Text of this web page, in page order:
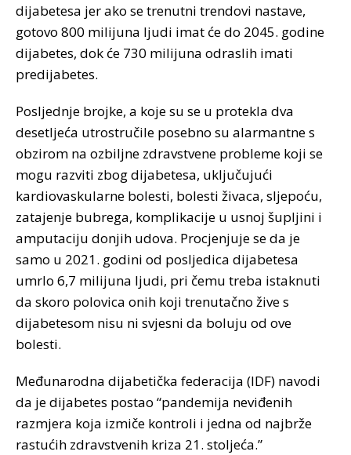
dijabetesa jer ako se trenutni trendovi nastave,
gotovo 800 milijuna ljudi imat će do 2045. godine
dijabetes, dok će 730 milijuna odraslih imati
predijabetes.
Posljednje brojke, a koje su se u protekla dva
desetljeća utrostručile posebno su alarmantne s
obzirom na ozbiljne zdravstvene probleme koji se
mogu razviti zbog dijabetesa, uključujući
kardiovaskularne bolesti, bolesti živaca, sljepoću,
zatajenje bubrega, komplikacije u usnoj šupljini i
amputaciju donjih udova. Procjenjuje se da je
samo u 2021. godini od posljedica dijabetesa
umrlo 6,7 milijuna ljudi, pri čemu treba istaknuti
da skoro polovica onih koji trenutačno žive s
dijabetesom nisu ni svjesni da boluju od ove
bolesti.
Međunarodna dijabetička federacija (IDF) navodi
da je dijabetes postao “pandemija neviđenih
razmjera koja izmiče kontroli i jedna od najbrže
rastućih zdravstvenih kriza 21. stoljeća.”